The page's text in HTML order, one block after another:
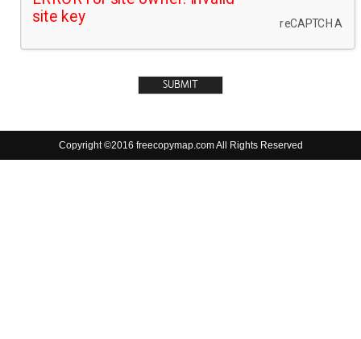
Copyright ©2016 freecopymap.com All Rights Reserved